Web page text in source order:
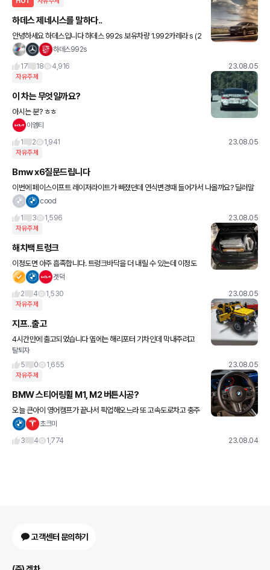
하데스 제네시스를 말하다..
안녕하세요 하데스입니다 하데스 992s 보유차량 1.992카레라 s (2
021) 2. 파라네라 4(2022) 3.X6M50i(2023) ※이 게시글은 하데
하데스992s
17
18 4,916 23.08.05
자유주제
이 차는 무엇일까요?
아시는 분? ㅎㅎ
이엠티
1
2 1,941 23.08.05
자유주제
Bmw x6질문드립니다
이번에 페이스이프트 레이저라이트가 빠졌던데 연식변경때 들어가서 나올까요? 딜러말
로는 아예이젠 안들어온다고하더라구요
cood
1
3 1,596 23.08.05
자유주제
해치백 트렁크
이정도면 아주 흡족합니다. 트렁크바닥을 더 내릴 수 있는데 이정도
도 충분히 들어가네요! 인기없는 해치백이지만 저에겐 실용적인거 같
겟덕
2
4 1,530 23.08.05
자유주제
지프..출고
4시간만에 출고되었습니다 옆에는 해리포터 기차인데 막내주려고
만들었네요..
탈퇴자
5
0 1,655 23.08.05
자유주제
BMW 스티어링휠 M1, M2 버튼시공?
오늘 큰아이 영어캠프가 끝나서 픽업해오느라 또 고속도로차고 충주
를 다녀왔는데.. 제가 운전하면서 상황에 따라 드라이빙 모드를 자주
초크미
3
4 1,774 23.08.04
고객센터 문의하기